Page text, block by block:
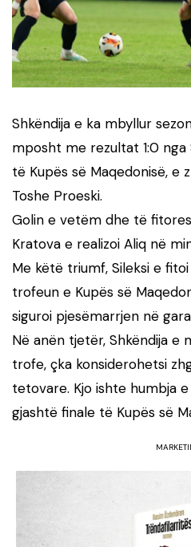
Shkëndija e ka mbyllur
mposht me rezultat 1:0
të Kupës së Maqedonisë, e
Toshe Proeski.
Golin e vetëm dhe të
Kratova e realizoi Aliq në
Me këtë triumf, Sileksi e
trofeun e Kupës së
siguroi pjesëmarrjen në
Në anën tjetër, Shkëndija e
trofe, çka konsiderohetsi
tetovare. Kjo ishte humbja
gjashtë finale të Kupës së